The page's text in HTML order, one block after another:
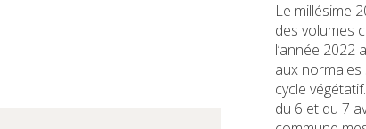
Le millésime
des volumes
l’année
aux
cycle
du 6 et du 7